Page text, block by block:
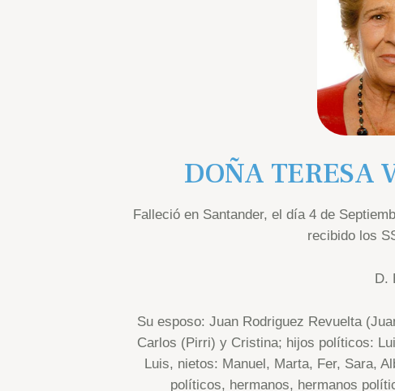
DOÑA TERESA
Falleció en Santander, el día 4 de
recibido los
D.
Su esposo: Juan Rodriguez Revuelta
Carlos (Pirri) y Cristina; hijos políticos:
Luis, nietos: Manuel, Marta, Fer, Sara,
políticos, hermanos, hermanos